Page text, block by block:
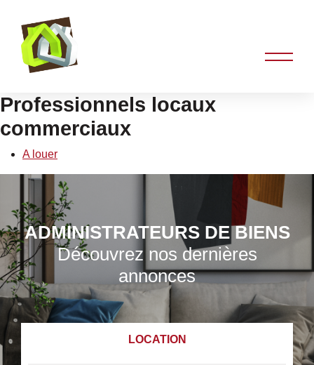
Professionnels locaux
commerciaux
A louer
ADMINISTRATEURS DE BIENS
Découvrez nos dernières
annonces
LOCATION